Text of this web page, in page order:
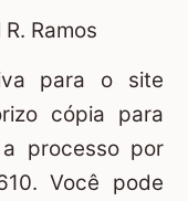
Ramos
para o site
cópia para
a processo por
Você pode